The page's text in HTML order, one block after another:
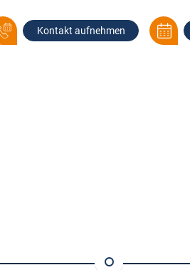
Kontakt aufnehmen